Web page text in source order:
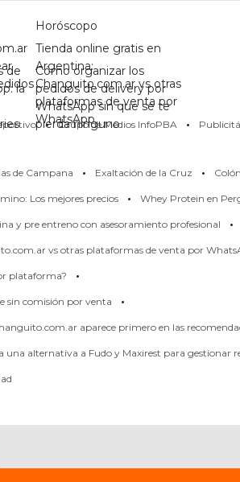
Horóscopo
Tienda online gratis en
Argentina:
Changuito.com.ar vs otras
plataformas de venta por
WhatsApp
de
la
Cómo organizar los
pedidos de delivery por
WhatsApp sin que se te
pierda ninguno
· Grupo de Medios InfoPBA ·
de Campana · Exaltación de la Cruz ·
Los mejores precios · Whey Protein en
y pre entreno con asesoramiento profesional ·
vs otras plataformas de venta por
plataforma? ·
sin comisión por venta ·
aparece primero en las
una alternativa a Fudo y Maxirest para gestionar